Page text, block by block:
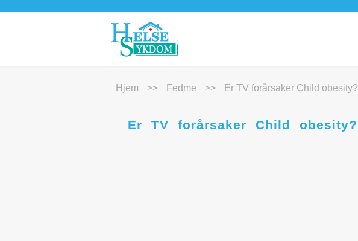
Hjem >> Fedme >> Er TV forårsaker Child obesity?
Er TV forårsaker Child obesity?